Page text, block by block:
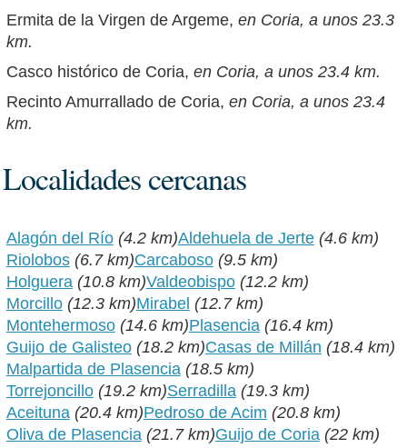
Ermita de la Virgen de Argeme, en Coria, a unos 23.3
km.
Casco histórico de Coria, en Coria, a unos 23.4 km.
Recinto Amurrallado de Coria, en Coria, a unos 23.4
km.
Localidades cercanas
Alagón del Río (4.2 km)Aldehuela de Jerte (4.6 km)
Riolobos (6.7 km)Carcaboso (9.5 km)
Holguera (10.8 km)Valdeobispo (12.2 km)
Morcillo (12.3 km)Mirabel (12.7 km)
Montehermoso (14.6 km)Plasencia (16.4 km)
Guijo de Galisteo (18.2 km)Casas de Millán (18.4 km)
Malpartida de Plasencia (18.5 km)
Torrejoncillo (19.2 km)Serradilla (19.3 km)
Aceituna (20.4 km)Pedroso de Acim (20.8 km)
Oliva de Plasencia (21.7 km)Guijo de Coria (22 km)